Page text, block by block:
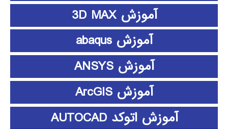
آموزش 3D MAX
آموزش abaqus
آموزش ANSYS
آموزش ArcGIS
آموزش اتوکد AUTOCAD